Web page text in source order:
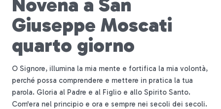
Giuseppe Moscati
quarto giorno
O Signore, illumina la mia mente e fortifica la mia volontà,
perché possa comprendere e mettere in pratica la tua
parola. Gloria al Padre e al Figlio e allo Spirito Santo.
Com'era nel principio e ora e sempre nei secoli dei secoli.